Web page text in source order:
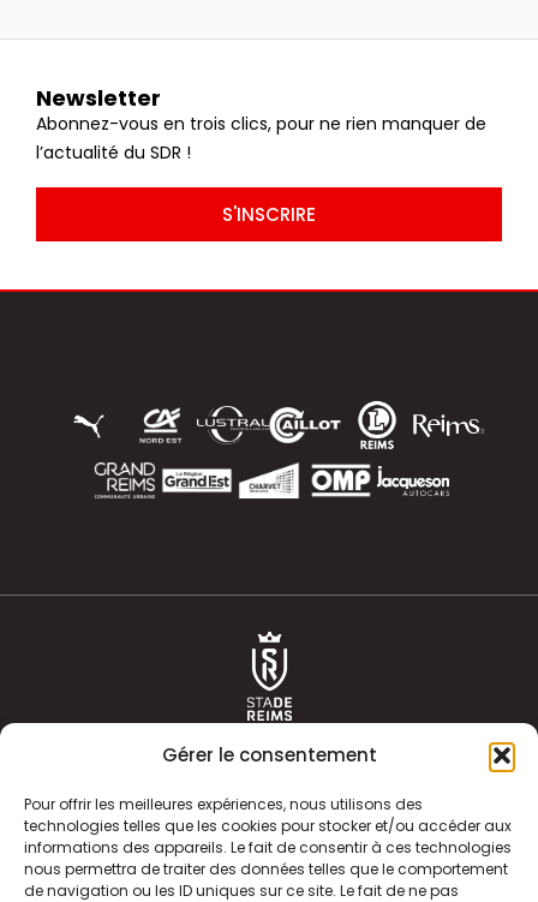
Gérer le consentement
Pour offrir les meilleures expériences, nous utilisons des
technologies telles que les cookies pour stocker et/ou accéder aux
informations des appareils. Le fait de consentir à ces technologies
nous permettra de traiter des données telles que le comportement
de navigation ou les ID uniques sur ce site. Le fait de ne pas
Newsletter
Abonnez-vous en trois clics, pour ne rien manquer de
l’actualité du SDR !
S'INSCRIRE
ACTUALITÉS HISTOIRE